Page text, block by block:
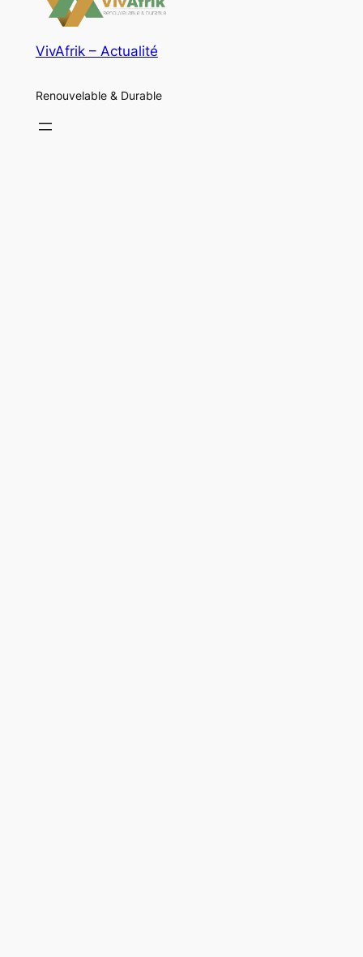
VivAfrik – Actualité
Renouvelable & Durable